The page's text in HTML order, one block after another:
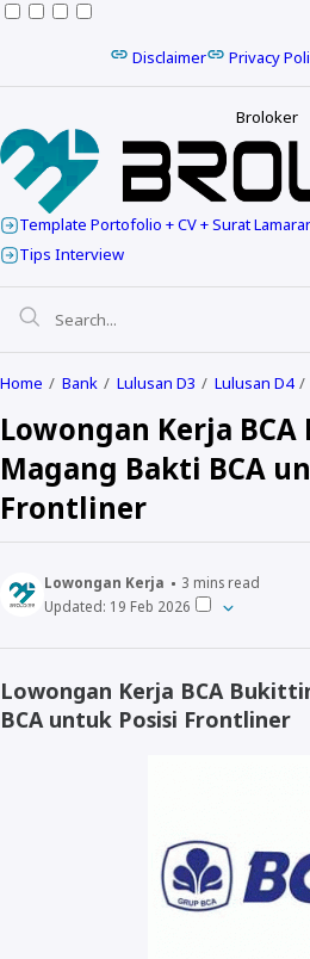
Disclaimer Privacy
Broloker
Template Portofolio + CV + Surat
Tips Interview
Lulusan D3
Lulusan S1/D4
Home Bank Lulusan D3 Lulusan D4
Lowongan Kerja
Magang Bakti BCA
Frontliner
Lowongan Kerja 3 mins read
Updated: 19 Feb 2026
Lowongan Kerja BCA
BCA untuk Posisi Frontliner